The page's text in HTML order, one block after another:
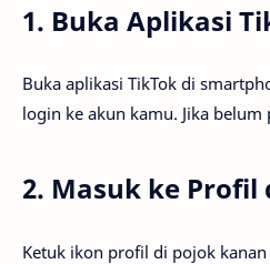
1. Buka Aplikasi
Buka aplikasi TikTok di
login ke akun kamu. Jika
2. Masuk ke Profil
Ketuk ikon profil di pojok